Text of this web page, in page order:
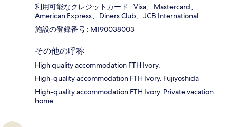
利用可能なクレジットカード : Visa、Mastercard、
American Express、Diners Club、JCB International
施設の登録番号 : M190038003
その他の呼称
High quality accommodation FTH Ivory.
High-quality accommodation FTH Ivory. Fujiyoshida
High-quality accommodation FTH Ivory. Private vacation
home